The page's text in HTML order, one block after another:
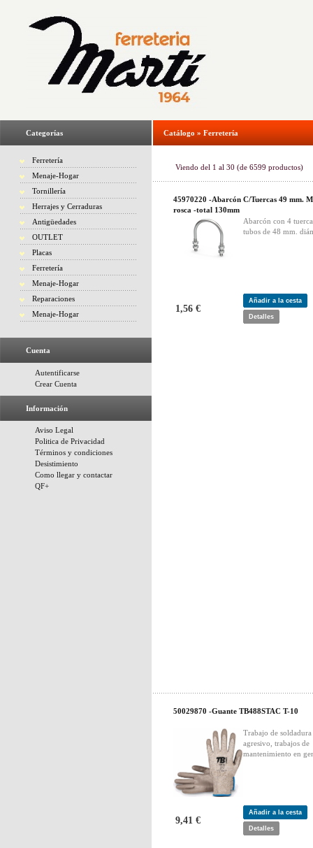
Categorías
Ferretería
Menaje-Hogar
Tornillería
Herrajes y Cerraduras
Antigüedades
OUTLET
Placas
Ferretería
Menaje-Hogar
Reparaciones
Menaje-Hogar
Cuenta
Autentificarse
Crear Cuenta
Información
Aviso Legal
Politica de Privacidad
Términos y condiciones
Desistimiento
Como llegar y contactar
QF+
Catálogo » Ferretería
Viendo del 1 al 30 (de 6599 productos)
45970220 -Abarcón C/Tuercas 49 mm.
rosca -total 130mm
Abarcón con 4
tubos de 48 mm.
1,56 €
Añadir a la cesta
Detalles
50029870 -Guante TB488STAC T-10
Trabajo de
agresivo, trabajos de
mantenimiento en
9,41 €
Añadir a la cesta
Detalles